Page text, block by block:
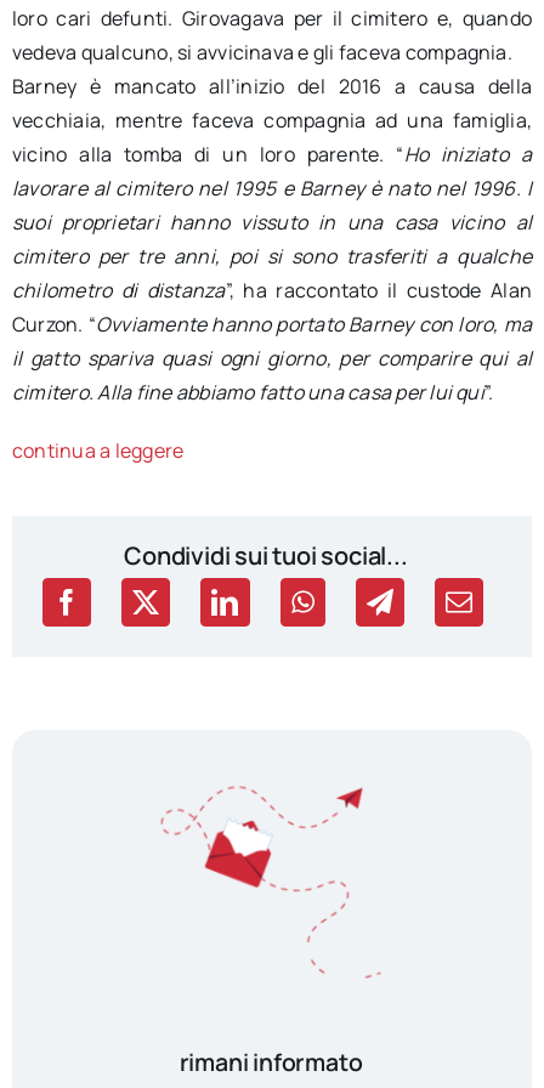
loro cari defunti. Girovagava per il cimitero e, quando
vedeva qualcuno, si avvicinava e gli faceva compagnia.
Barney è mancato all’inizio del 2016 a causa della
vecchiaia, mentre faceva compagnia ad una famiglia,
vicino alla tomba di un loro parente. “Ho iniziato a
lavorare al cimitero nel 1995 e Barney è nato nel 1996. I
suoi proprietari hanno vissuto in una casa vicino al
cimitero per tre anni, poi si sono trasferiti a qualche
chilometro di distanza”, ha raccontato il custode Alan
Curzon. “Ovviamente hanno portato Barney con loro, ma
il gatto spariva quasi ogni giorno, per comparire qui al
cimitero. Alla fine abbiamo fatto una casa per lui qui”.
continua a leggere
Condividi sui tuoi social...
rimani informato